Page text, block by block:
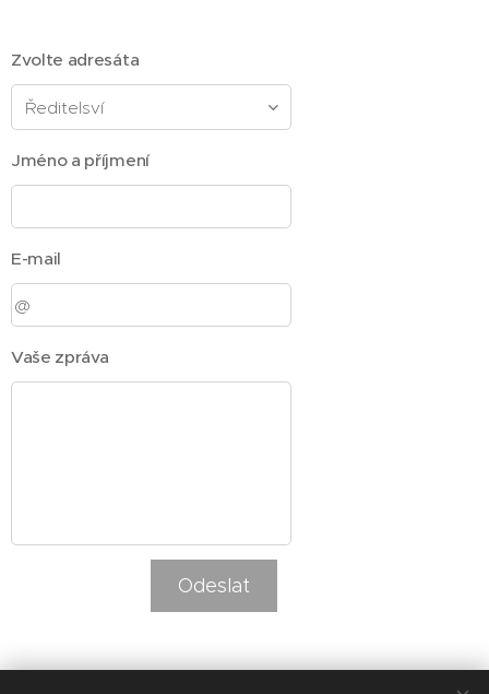
Zvolte adresáta
Jméno a příjmení
E-mail
Vaše zpráva
Odeslat